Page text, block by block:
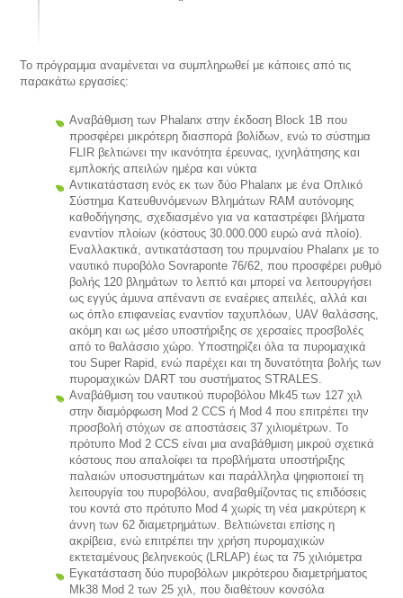
Το πρόγραμμα αναμένεται να συμπληρωθεί με κάποιες από τις
παρακάτω εργασίες:
Αναβάθμιση των Phalanx στην έκδοση Block 1B που
προσφέρει μικρότερη διασπορά βολίδων, ενώ το σύστημα
FLIR βελτιώνει την ικανότητα έρευνας, ιχνηλάτησης και
εμπλοκής απειλών ημέρα και νύκτα
Αντικατάσταση ενός εκ των δύο Phalanx με ένα Οπλικό
Σύστημα Κατευθυνόμενων Βλημάτων RAM αυτόνομης
καθοδήγησης, σχεδιασμένο για να καταστρέφει βλήματα
εναντίον πλοίων (κόστους 30.000.000 ευρώ ανά πλοίο).
Εναλλακτικά, αντικατάσταση του πρυμναίου Phalanx με το
ναυτικό πυροβόλο Sovraponte 76/62, που προσφέρει ρυθμό
βολής 120 βλημάτων το λεπτό και μπορεί να λειτουργήσει
ως εγγύς άμυνα απέναντι σε εναέριες απειλές, αλλά και
ως όπλο επιφανείας εναντίον ταχυπλόων, UAV θαλάσσης,
ακόμη και ως μέσο υποστήριξης σε χερσαίες προσβολές
από το θαλάσσιο χώρο. Υποστηρίζει όλα τα πυρομαχικά
του Super Rapid, ενώ παρέχει και τη δυνατότητα βολής των
πυρομαχικών DART του συστήματος STRALES.
Αναβάθμιση του ναυτικού πυροβόλου Mk45 των 127 χιλ
στην διαμόρφωση Mod 2 CCS ή Mod 4 που επιτρέπει την
προσβολή στόχων σε αποστάσεις 37 χιλιομέτρων. Το
πρότυπο Mod 2 CCS είναι μια αναβάθμιση μικρού σχετικά
κόστους που απαλοίφει τα προβλήματα υποστήριξης
παλαιών υποσυστημάτων και παράλληλα ψηφιοποιεί τη
λειτουργία του πυροβόλου, αναβαθμίζοντας τις επιδόσεις
του κοντά στο πρότυπο Mod 4 χωρίς τη νέα μακρύτερη κ
άννη των 62 διαμετρημάτων. Βελτιώνεται επίσης η
ακρίβεια, ενώ επιτρέπει την χρήση πυρομαχικών
εκτεταμένους βεληνεκούς (LRLAP) έως τα 75 χιλιόμετρα
Εγκατάσταση δύο πυροβόλων μικρότερου διαμετρήματος
Mk38 Mod 2 των 25 χιλ, που διαθέτουν κονσόλα